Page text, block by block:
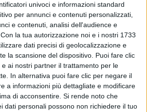
univoci e informazioni standard
per annunci e contenuti personalizzati,
e contenuti, analisi dell'audience e
Con la tua autorizzazione noi e i nostri 1733
dati precisi di geolocalizzazione e
la scansione del dispositivo. Puoi fare clic
ai nostri partner il trattamento per le
In alternativa puoi fare clic per negare il
a informazioni più dettagliate e modificare
di acconsentire. Si rende noto che
dati personali possono non richiedere il tuo
Nord è il primo scoglio
Mondiale
ai Mondiali: 26 marzo semifinale
l'eventuale finale in trasferta con
Erzegovina